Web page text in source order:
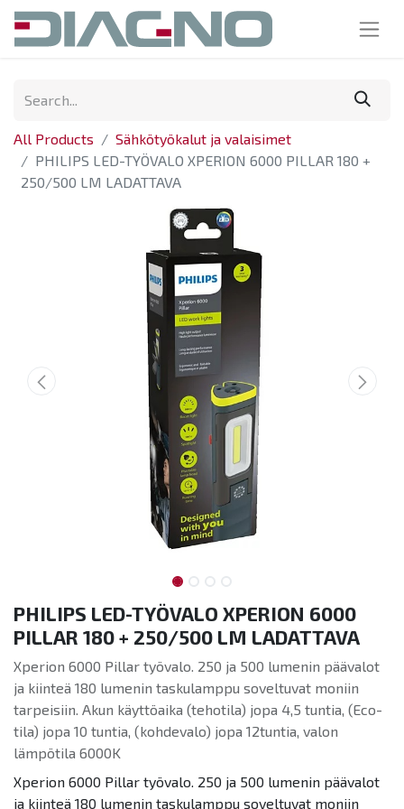
All Products
Sähkötyökalut ja valaisimet
PHILIPS LED-TYÖVALO XPERION 6000 PILLAR 180 +
250/500 LM LADATTAVA
PHILIPS LED-TYÖVALO XPERION 6000
PILLAR 180 + 250/500 LM LADATTAVA
Xperion 6000 Pillar työvalo. 250 ja 500 lumenin päävalot
ja kiinteä 180 lumenin taskulamppu soveltuvat moniin
tarpeisiin. Akun käyttöaika (tehotila) jopa 4,5 tuntia, (Eco-
tila) jopa 10 tuntia, (kohdevalo) jopa 12tuntia, valon
lämpötila 6000K
Xperion 6000 Pillar työvalo. 250 ja 500 lumenin päävalot
ja kiinteä 180 lumenin taskulamppu soveltuvat moniin